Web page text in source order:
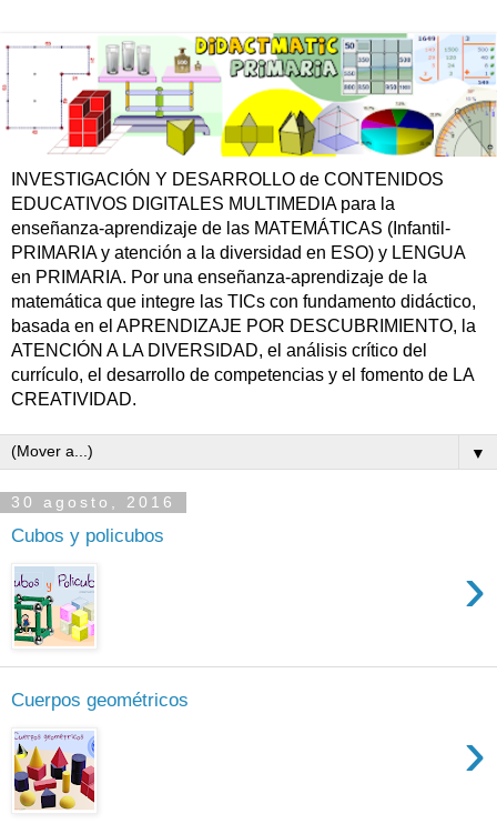
INVESTIGACIÓN Y DESARROLLO de CONTENIDOS
EDUCATIVOS DIGITALES MULTIMEDIA para la
enseñanza-aprendizaje de las MATEMÁTICAS (Infantil-
PRIMARIA y atención a la diversidad en ESO) y LENGUA
en PRIMARIA. Por una enseñanza-aprendizaje de la
matemática que integre las TICs con fundamento didáctico,
basada en el APRENDIZAJE POR DESCUBRIMIENTO, la
ATENCIÓN A LA DIVERSIDAD, el análisis crítico del
currículo, el desarrollo de competencias y el fomento de LA
CREATIVIDAD.
▼
30 agosto, 2016
Cubos y policubos
›
Cuerpos geométricos
›